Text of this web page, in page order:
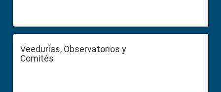
Veedurías, Observatorios y
Comités